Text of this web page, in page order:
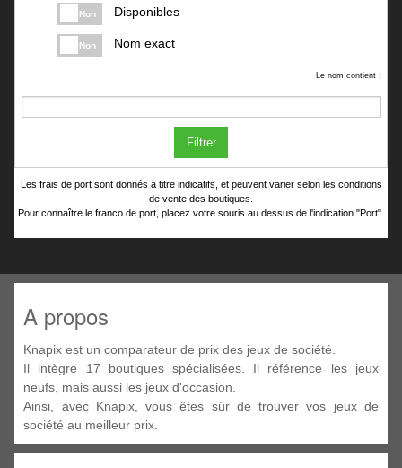
Non Disponibles
Non Nom exact
Le nom contient :
Filtrer
Les frais de port sont donnés à titre indicatifs, et peuvent varier selon les conditions
de vente des boutiques.
Pour connaître le franco de port, placez votre souris au dessus de l'indication "Port".
A propos
Knapix est un comparateur de prix des jeux de société.
Il intègre 17 boutiques spécialisées. Il référence les jeux
neufs, mais aussi les jeux d'occasion.
Ainsi, avec Knapix, vous êtes sûr de trouver vos jeux de
société au meilleur prix.